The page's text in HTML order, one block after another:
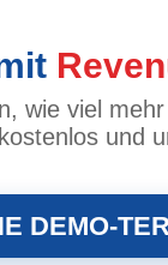
wie viel
und
DEMO-